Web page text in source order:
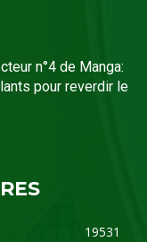
n°4 de Manga:
pour reverdir le
19531